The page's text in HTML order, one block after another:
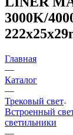
3000K/
Главная
—
Каталог
—
Трековый свет
Встроенный
светильники
—